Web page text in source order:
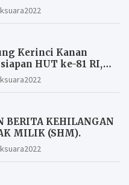
Kerinci Kanan
HUT ke-81 RI,
Upacara
Raih Hadiah
BERITA KEHILANGAN
MILIK (SHM).